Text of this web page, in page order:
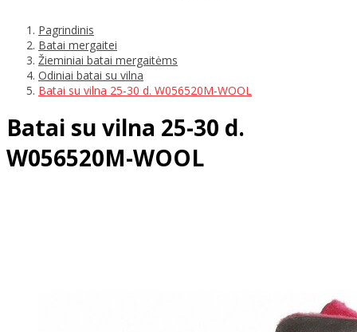
Pagrindinis
Batai mergaitei
Žieminiai batai mergaitėms
Odiniai batai su vilna
Batai su vilna 25-30 d. W056520M-WOOL
Batai su vilna 25-30 d.
W056520M-WOOL